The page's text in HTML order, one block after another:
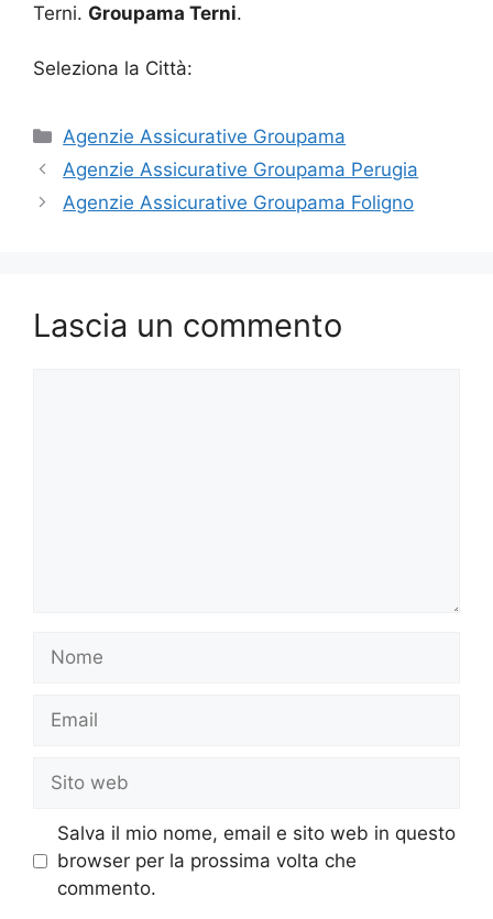
Terni. Groupama Terni.
Seleziona la Città:
Categorie
Agenzie Assicurative Groupama
Agenzie Assicurative Groupama Perugia
Agenzie Assicurative Groupama Foligno
Lascia un commento
Nome
Email
Sito
web
Salva il mio nome, email e sito web in questo
browser per la prossima volta che
commento.